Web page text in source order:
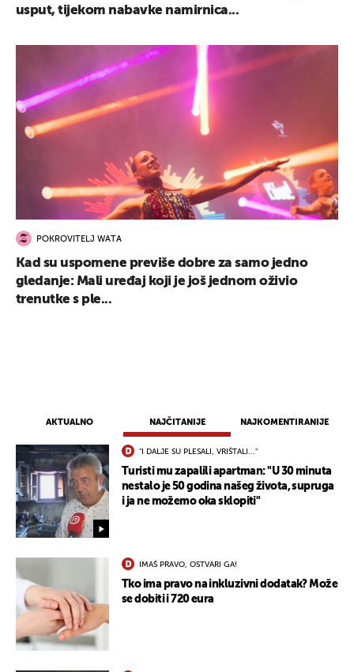
AKTUALNO NAJČITANIJE NAJKOMENTIRANIJE
"I DALJE SU PLESALI, VRIŠTALI..."
Turisti mu zapalili apartman: "U 30 minuta
nestalo je 50 godina našeg života, supruga
i ja ne možemo oka sklopiti"
IMAŠ PRAVO, OSTVARI GA!
Tko ima pravo na inkluzivni dodatak? Može
se dobiti i 720 eura
usput, tijekom nabavke namirnica...
POKROVITELJ WATA
Kad su uspomene previše dobre za samo jedno
gledanje: Mali uređaj koji je još jednom oživio
trenutke s ple...